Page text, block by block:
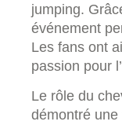
jumping.
événement
Les fans ont
passion pour
Le rôle du
démontré